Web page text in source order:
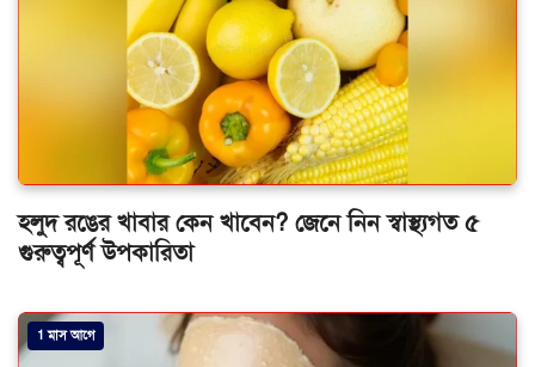
হলুদ রঙের খাবার কেন খাবেন? জেনে নিন স্বাস্থ্যগত ৫
গুরুত্বপূর্ণ উপকারিতা
1 মাস আগে